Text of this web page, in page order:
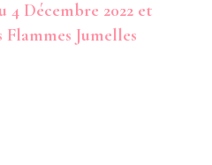
4 Décembre 2022 et
Jumelles